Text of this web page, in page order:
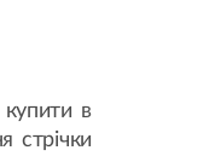
в
стрічки